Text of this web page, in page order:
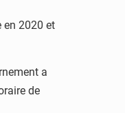
en 2020 et
a
de